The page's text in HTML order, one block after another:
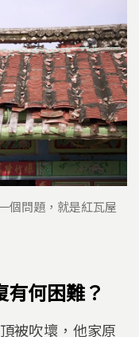
個問題，就是紅瓦屋
何困難？
被吹壞，他家原